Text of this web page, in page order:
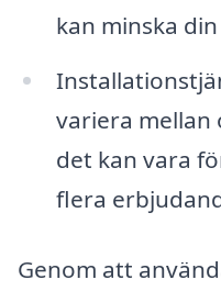
kan minska
variera mellan
det kan vara
flera
Genom att